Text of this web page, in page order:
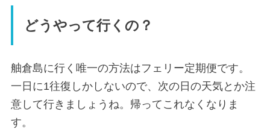
どうやって行くの？
舳倉島に行く唯一の方法はフェリー定期便です。
一日に1往復しかしないので、次の日の天気とか注
意して行きましょうね。帰ってこれなくなりま
す。